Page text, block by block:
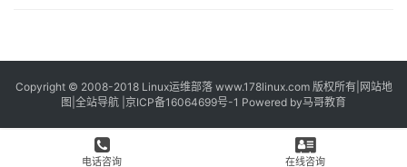
Copyright © 2008-2018 Linux运维部落www.178linux.com 版权所有| 网站地
图 全站导航 京ICP备16064699号-1 Powered by马哥教育
电话咨询 在线咨询